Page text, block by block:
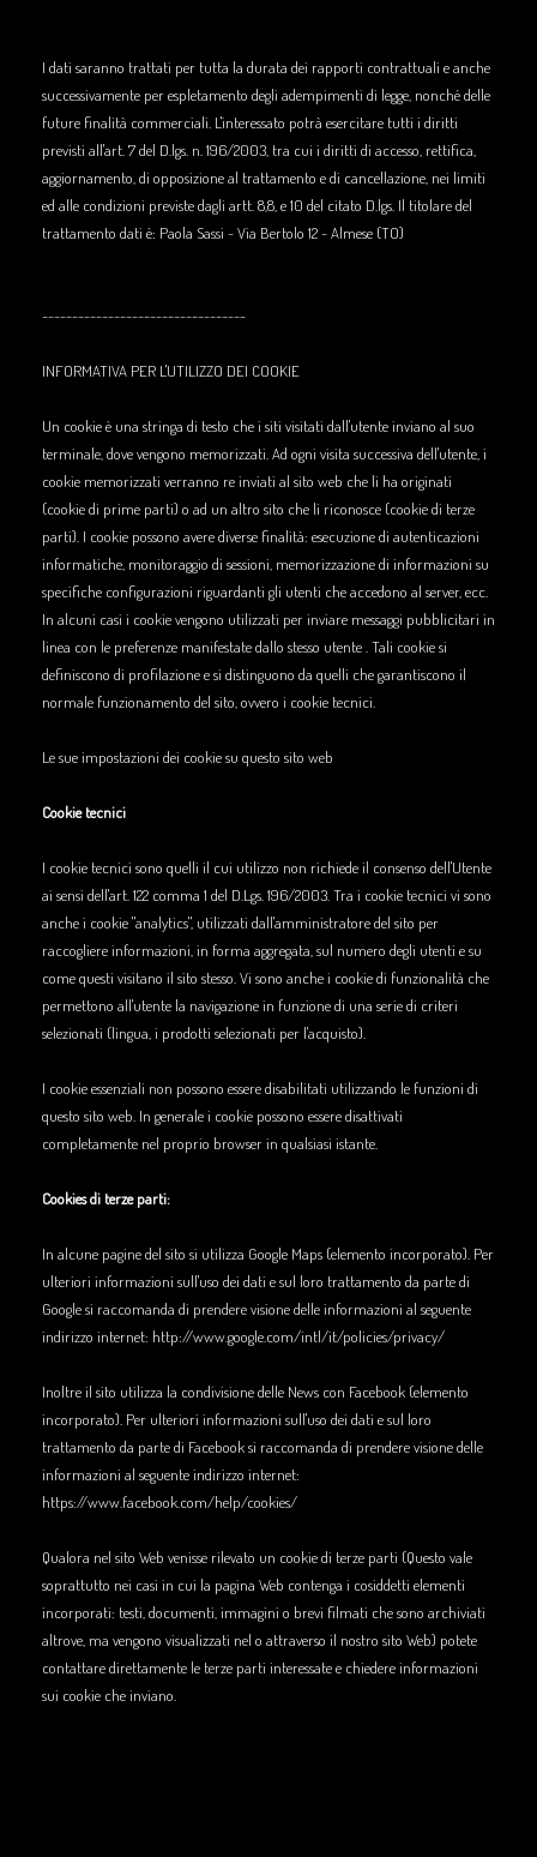
I dati saranno trattati per tutta la durata dei rapporti contrattuali e anche
successivamente per espletamento degli adempimenti di legge, nonché delle
future finalità commerciali. L'interessato potrà esercitare tutti i diritti
previsti all'art. 7 del D.lgs. n. 196/2003, tra cui i diritti di accesso, rettifica,
aggiornamento, di opposizione al trattamento e di cancellazione, nei limiti
ed alle condizioni previste dagli artt. 8,8, e 10 del citato D.lgs. Il titolare del
trattamento dati è: Paola Sassi - Via Bertolo 12 - Almese (TO)
----------------------------------
INFORMATIVA PER L'UTILIZZO DEI COOKIE
Un cookie è una stringa di testo che i siti visitati dall'utente inviano al suo
terminale, dove vengono memorizzati. Ad ogni visita successiva dell'utente, i
cookie memorizzati verranno re inviati al sito web che li ha originati
(cookie di prime parti) o ad un altro sito che li riconosce (cookie di terze
parti). I cookie possono avere diverse finalità: esecuzione di autenticazioni
informatiche, monitoraggio di sessioni, memorizzazione di informazioni su
specifiche configurazioni riguardanti gli utenti che accedono al server, ecc.
In alcuni casi i cookie vengono utilizzati per inviare messaggi pubblicitari in
linea con le preferenze manifestate dallo stesso utente . Tali cookie si
definiscono di profilazione e si distinguono da quelli che garantiscono il
normale funzionamento del sito, ovvero i cookie tecnici.
Le sue impostazioni dei cookie su questo sito web
Cookie tecnici
I cookie tecnici sono quelli il cui utilizzo non richiede il consenso dell'Utente
ai sensi dell'art. 122 comma 1 del D.Lgs. 196/2003. Tra i cookie tecnici vi sono
anche i cookie "analytics", utilizzati dall'amministratore del sito per
raccogliere informazioni, in forma aggregata, sul numero degli utenti e su
come questi visitano il sito stesso. Vi sono anche i cookie di funzionalità che
permettono all'utente la navigazione in funzione di una serie di criteri
selezionati (lingua, i prodotti selezionati per l'acquisto).
I cookie essenziali non possono essere disabilitati utilizzando le funzioni di
questo sito web. In generale i cookie possono essere disattivati
completamente nel proprio browser in qualsiasi istante.
Cookies di terze parti:
In alcune pagine del sito si utilizza Google Maps (elemento incorporato). Per
ulteriori informazioni sull'uso dei dati e sul loro trattamento da parte di
Google si raccomanda di prendere visione delle informazioni al seguente
indirizzo internet: http://www.google.com/intl/it/policies/privacy/
Inoltre il sito utilizza la condivisione delle News con Facebook (elemento
incorporato). Per ulteriori informazioni sull'uso dei dati e sul loro
trattamento da parte di Facebook si raccomanda di prendere visione delle
informazioni al seguente indirizzo internet:
https://www.facebook.com/help/cookies/
Qualora nel sito Web venisse rilevato un cookie di terze parti (Questo vale
soprattutto nei casi in cui la pagina Web contenga i cosiddetti elementi
incorporati: testi, documenti, immagini o brevi filmati che sono archiviati
altrove, ma vengono visualizzati nel o attraverso il nostro sito Web) potete
contattare direttamente le terze parti interessate e chiedere informazioni
sui cookie che inviano.